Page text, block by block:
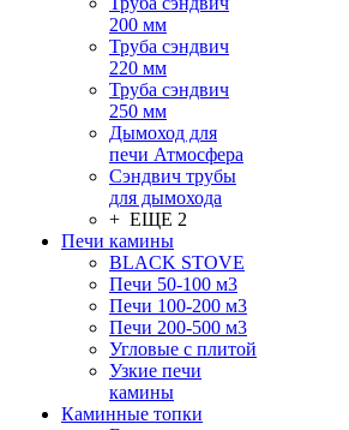
200 мм
Труба сэндвич
220 мм
Труба сэндвич
250 мм
Дымоход для
печи Атмосфера
Сэндвич трубы
для дымохода
+ ЕЩЕ 2
Печи камины
BLACK STOVE
Печи 50-100 м3
Печи 100-200 м3
Печи 200-500 м3
Угловые с плитой
Узкие печи
камины
Каминные топки